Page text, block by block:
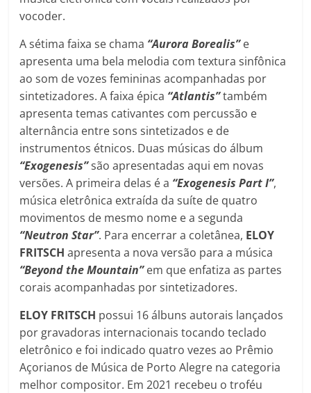
vocoder.
A sétima faixa se chama “Aurora Borealis”e
apresenta uma bela melodia com textura sinfônica
ao som de vozes femininas acompanhadas por
sintetizadores. A faixa épica “Atlantis”também
apresenta temas cativantes com percussão e
alternância entre sons sintetizados e de
instrumentos étnicos. Duas músicas do álbum
“Exogenesis”são apresentadas aqui em novas
versões. A primeira delas é a “Exogenesis Part I”,
música eletrônica extraída da suíte de quatro
movimentos de mesmo nome e a segunda
“Neutron Star”. Para encerrar a coletânea, ELOY
FRITSCH apresenta a nova versão para a música
“Beyond the Mountain”em que enfatiza as partes
corais acompanhadas por sintetizadores.
ELOY FRITSCH possui 16 álbuns autorais lançados
por gravadoras internacionais tocando teclado
eletrônico e foi indicado quatro vezes ao Prêmio
Açorianos de Música de Porto Alegre na categoria
melhor compositor. Em 2021 recebeu o troféu